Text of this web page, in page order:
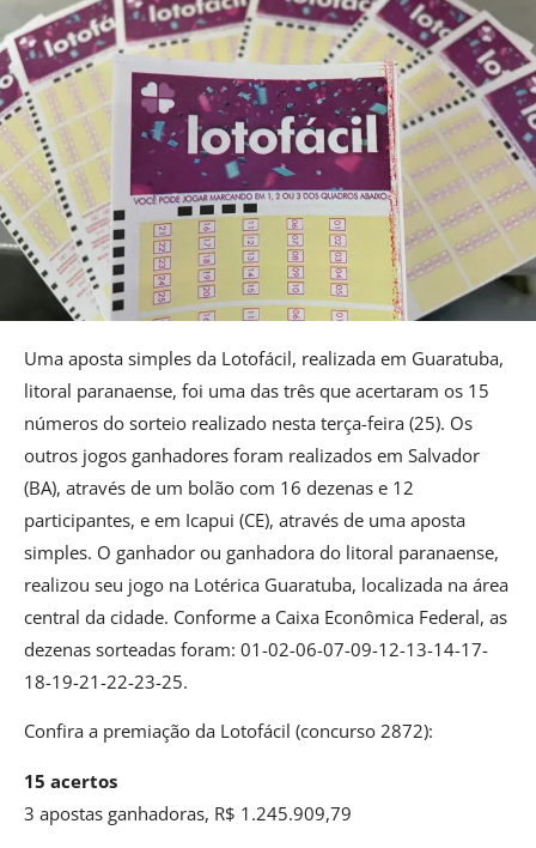
Uma aposta simples da Lotofácil, realizada em Guaratuba,
litoral paranaense, foi uma das três que acertaram os 15
números do sorteio realizado nesta terça-feira (25). Os
outros jogos ganhadores foram realizados em Salvador
(BA), através de um bolão com 16 dezenas e 12
participantes, e em Icapui (CE), através de uma aposta
simples. O ganhador ou ganhadora do litoral paranaense,
realizou seu jogo na Lotérica Guaratuba, localizada na área
central da cidade. Conforme a Caixa Econômica Federal, as
dezenas sorteadas foram: 01-02-06-07-09-12-13-14-17-
18-19-21-22-23-25.
Confira a premiação da Lotofácil (concurso 2872):
15 acertos
3 apostas ganhadoras, R$ 1.245.909,79